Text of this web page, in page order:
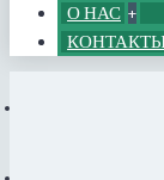
О НАС +